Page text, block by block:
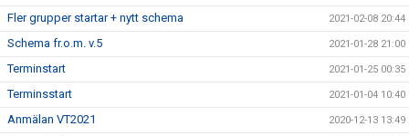
Fler grupper startar + nytt schema 2021-02-08 20:44
Schema fr.o.m. v.5 2021-01-28 21:00
Terminstart 2021-01-25 00:35
Terminsstart 2021-01-04 10:40
Anmälan VT2021 2020-12-13 13:49